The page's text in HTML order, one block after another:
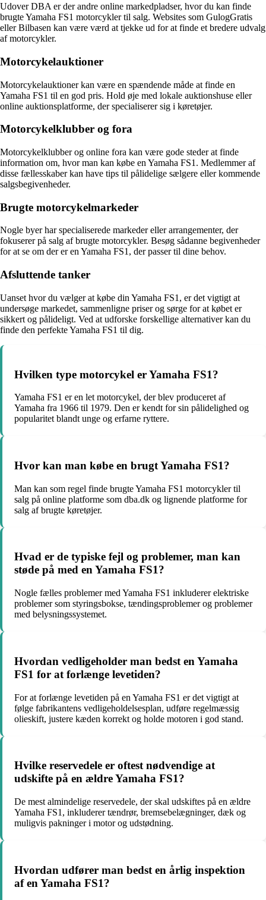
Udover DBA er der andre online markedpladser, hvor du kan finde
brugte Yamaha FS1 motorcykler til salg. Websites som GulogGratis
eller Bilbasen kan være værd at tjekke ud for at finde et bredere udvalg
af motorcykler.
Motorcykelauktioner
Motorcykelauktioner kan være en spændende måde at finde en
Yamaha FS1 til en god pris. Hold øje med lokale auktionshuse eller
online auktionsplatforme, der specialiserer sig i køretøjer.
Motorcykelklubber og fora
Motorcykelklubber og online fora kan være gode steder at finde
information om, hvor man kan købe en Yamaha FS1. Medlemmer af
disse fællesskaber kan have tips til pålidelige sælgere eller kommende
salgsbegivenheder.
Brugte motorcykelmarkeder
Nogle byer har specialiserede markeder eller arrangementer, der
fokuserer på salg af brugte motorcykler. Besøg sådanne begivenheder
for at se om der er en Yamaha FS1, der passer til dine behov.
Afsluttende tanker
Uanset hvor du vælger at købe din Yamaha FS1, er det vigtigt at
undersøge markedet, sammenligne priser og sørge for at købet er
sikkert og pålideligt. Ved at udforske forskellige alternativer kan du
finde den perfekte Yamaha FS1 til dig.
Hvilken type motorcykel er Yamaha FS1?
Yamaha FS1 er en let motorcykel, der blev produceret af
Yamaha fra 1966 til 1979. Den er kendt for sin pålidelighed og
popularitet blandt unge og erfarne ryttere.
Hvor kan man købe en brugt Yamaha FS1?
Man kan som regel finde brugte Yamaha FS1 motorcykler til
salg på online platforme som dba.dk og lignende platforme for
salg af brugte køretøjer.
Hvad er de typiske fejl og problemer, man kan
støde på med en Yamaha FS1?
Nogle fælles problemer med Yamaha FS1 inkluderer elektriske
problemer som styringsbokse, tændingsproblemer og problemer
med belysningssystemet.
Hvordan vedligeholder man bedst en Yamaha
FS1 for at forlænge levetiden?
For at forlænge levetiden på en Yamaha FS1 er det vigtigt at
følge fabrikantens vedligeholdelsesplan, udføre regelmæssig
olieskift, justere kæden korrekt og holde motoren i god stand.
Hvilke reservedele er oftest nødvendige at
udskifte på en ældre Yamaha FS1?
De mest almindelige reservedele, der skal udskiftes på en ældre
Yamaha FS1, inkluderer tændrør, bremsebelægninger, dæk og
muligvis pakninger i motor og udstødning.
Hvordan udfører man bedst en årlig inspektion
af en Yamaha FS1?